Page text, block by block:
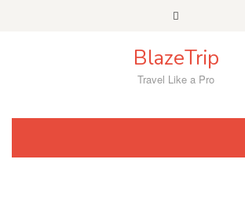
BlazeTrip
Travel Like a Pro